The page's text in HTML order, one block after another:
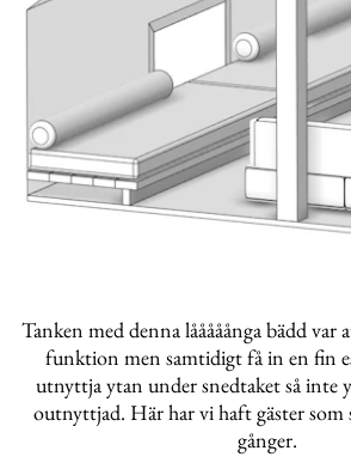
Tanken med denna lååååånga bädd
funktion men samtidigt få in en fin
utnyttja ytan under snedtaket så inte
outnyttjad. Här har vi haft gäster som
gånger.